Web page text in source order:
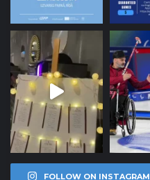
FOLLOW ON INSTAGRAM